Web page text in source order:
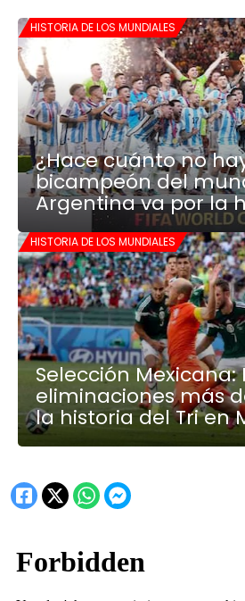
HISTORIA DE LOS MUNDIALES
¿Hace cuánto no
bicampeón del
Argentina va por la
HISTORIA DE LOS MUNDIALES
Selección Mexicana:
eliminaciones más
la historia del Tri en